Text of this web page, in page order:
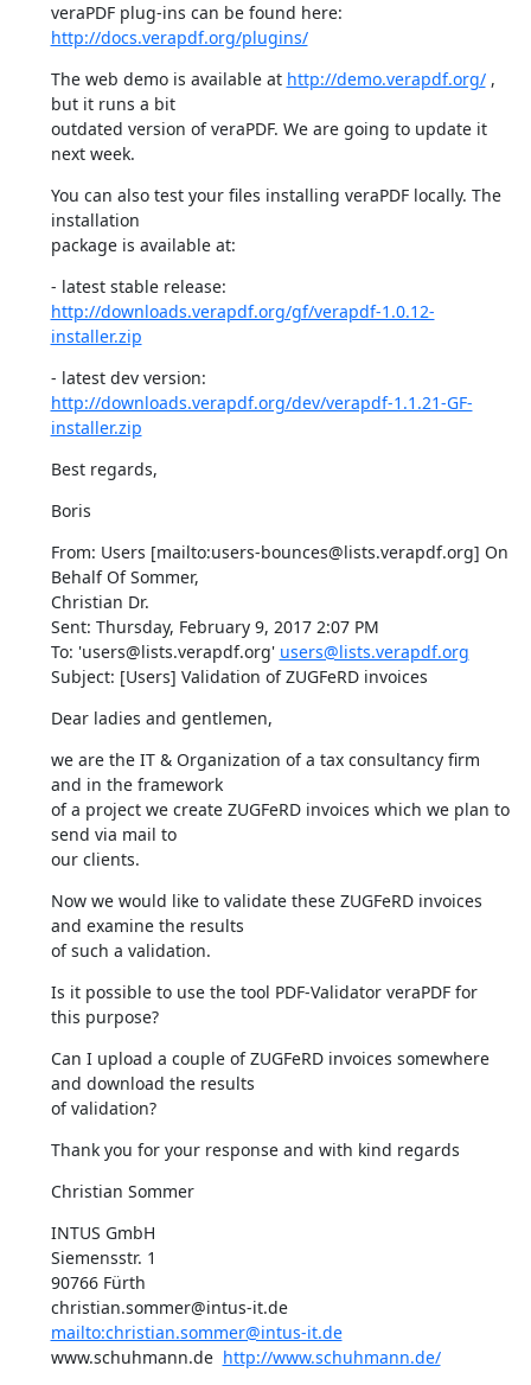
http://docs.verapdf.org/plugins/
The web demo is available at http://demo.verapdf.org/ ,
but it runs a bit
outdated version of veraPDF. We are going to update it
next week.
You can also test your files installing veraPDF locally. The
installation
package is available at:
http://downloads.verapdf.org/gf/verapdf-1.0.12-
installer.zip
http://downloads.verapdf.org/dev/verapdf-1.1.21-GF-
installer.zip
Best regards,
Boris
From: Users [mailto:users-bounces@lists.verapdf.org] On
Behalf Of Sommer,
Christian Dr.
Sent: Thursday, February 9, 2017 2:07 PM
To: 'users@lists.verapdf.org' users@lists.verapdf.org
Subject: [Users] Validation of ZUGFeRD invoices
Dear ladies and gentlemen,
we are the IT & Organization of a tax consultancy firm
and in the framework
of a project we create ZUGFeRD invoices which we plan to
send via mail to
our clients.
Now we would like to validate these ZUGFeRD invoices
and examine the results
of such a validation.
Is it possible to use the tool PDF-Validator veraPDF for
this purpose?
Can I upload a couple of ZUGFeRD invoices somewhere
and download the results
of validation?
Thank you for your response and with kind regards
Christian Sommer
INTUS GmbH
Siemensstr. 1
90766 Fürth
christian.sommer@intus-it.de
mailto:christian.sommer@intus-it.de
www.schuhmann.de http://www.schuhmann.de/